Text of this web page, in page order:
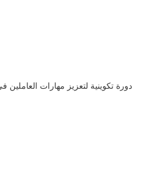
دورة تكوينية لتعزيز مهارات العاملين